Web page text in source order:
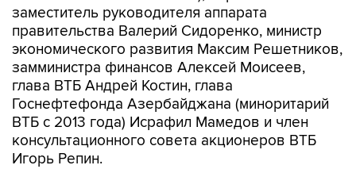
заместитель руководителя аппарата
правительства Валерий Сидоренко, министр
экономического развития Максим Решетников,
замминистра финансов Алексей Моисеев,
глава ВТБ Андрей Костин, глава
Госнефтефонда Азербайджана (миноритарий
ВТБ с 2013 года) Исрафил Мамедов и член
консультационного совета акционеров ВТБ
Игорь Репин.